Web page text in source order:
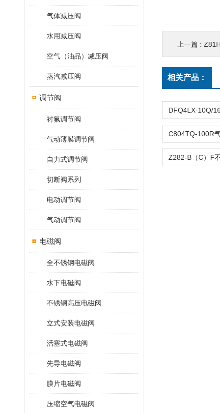
气体减压阀
水用减压阀
空气（油品）减压阀
蒸汽减压阀
调节阀
衬氟调节阀
气动薄膜调节阀
自力式调节阀
切断阀系列
电动调节阀
气动调节阀
电磁阀
全不锈钢电磁阀
水下电磁阀
不锈钢高压电磁阀
立式安装电磁阀
活塞式电磁阀
先导电磁阀
膜片电磁阀
压缩空气电磁阀
上一篇 :
相关产品：